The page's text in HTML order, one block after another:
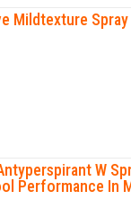
Mildtexture Spray
W
Performance In